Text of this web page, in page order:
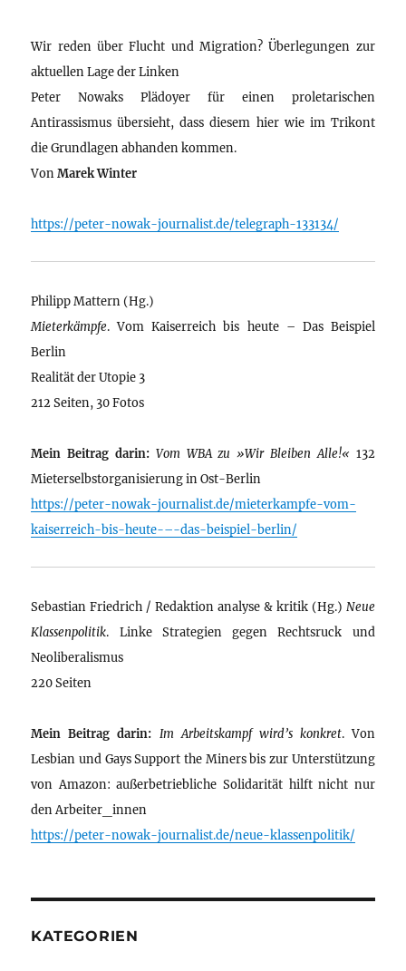
Wir reden über Flucht und Migration? Überlegungen zur
aktuellen Lage der Linken
Peter Nowaks Plädoyer für einen proletarischen
Antirassismus übersieht, dass diesem hier wie im Trikont
die Grundlagen abhanden kommen.
VonMarek Winter
https://peter-nowak-journalist.de/telegraph-133134/
Philipp Mattern (Hg.)
Mieterkämpfe. Vom Kaiserreich bis heute – Das Beispiel
Berlin
Realität der Utopie 3
212 Seiten, 30 Fotos
Mein Beitrag darin: Vom WBA zu »Wir Bleiben Alle!« 132
Mieterselbstorganisierung in Ost-Berlin
https://peter-nowak-journalist.de/mieterkampfe-vom-
kaiserreich-bis-heute-–-das-beispiel-berlin/
Sebastian Friedrich / Redaktion analyse & kritik (Hg.) Neue
Klassenpolitik. Linke Strategien gegen Rechtsruck und
Neoliberalismus
220 Seiten
Mein Beitrag darin: Im Arbeitskampf wird’s konkret. Von
Lesbian und Gays Support the Miners bis zur Unterstützung
von Amazon: außerbetriebliche Solidarität hilft nicht nur
den Arbeiter_innen
https://peter-nowak-journalist.de/neue-klassenpolitik/
KATEGORIEN